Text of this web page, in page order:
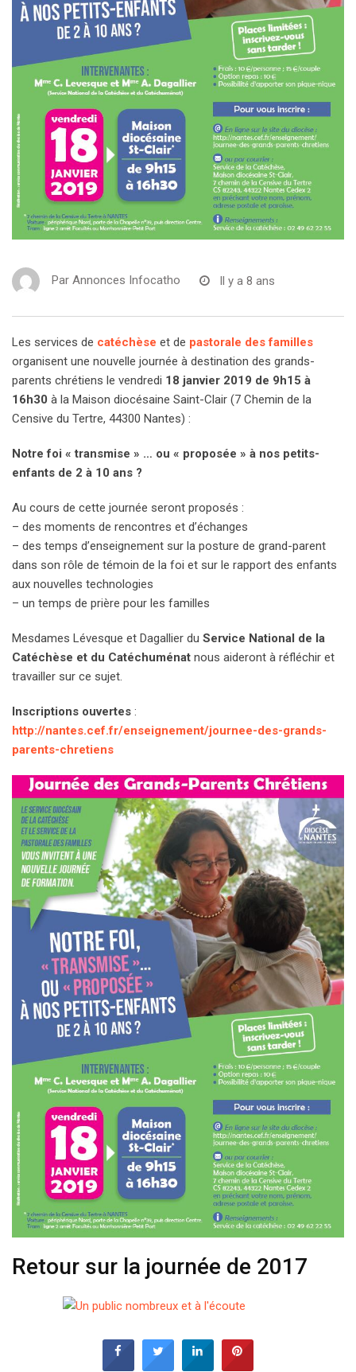
Par Annonces Infocatho Il y a 8 ans
Les services de catéchèse et de pastorale des familles
organisent une nouvelle journée à destination des grands-
parents chrétiens le vendredi 18 janvier 2019 de 9h15 à
16h30 à la Maison diocésaine Saint-Clair (7 Chemin de la
Censive du Tertre, 44300 Nantes) :
Notre foi « transmise » … ou « proposée » à nos petits-
enfants de 2 à 10 ans ?
Au cours de cette journée seront proposés :
– des moments de rencontres et d’échanges
– des temps d’enseignement sur la posture de grand-parent
dans son rôle de témoin de la foi et sur le rapport des enfants
aux nouvelles technologies
– un temps de prière pour les familles
Mesdames Lévesque et Dagallier du Service National de la
Catéchèse et du Catéchuménat nous aideront à réfléchir et
travailler sur ce sujet.
Inscriptions ouvertes :
http://nantes.cef.fr/enseignement/journee-des-grands-
parents-chretiens
Retour sur la journée de 2017